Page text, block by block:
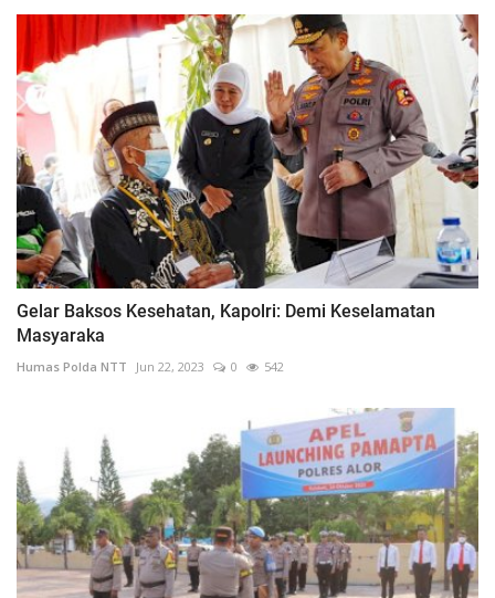
Gelar Baksos Kesehatan, Kapolri: Demi Keselamatan
Masyaraka
Humas Polda NTT Jun 22, 2023 0 542